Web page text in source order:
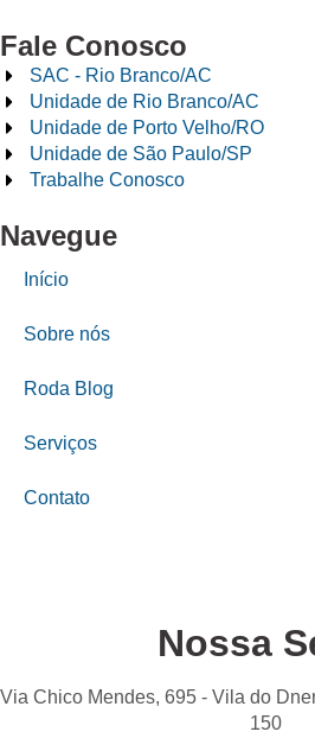
Fale Conosco
SAC - Rio Branco/AC
Unidade de Rio Branco/AC
Unidade de Porto Velho/RO
Unidade de São Paulo/SP
Trabalhe Conosco
Navegue
Início
Sobre nós
Roda Blog
Serviços
Contato
Nossa
Via Chico Mendes, 695 - Vila do
150